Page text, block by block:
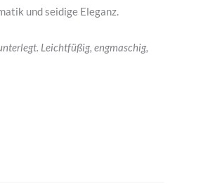
und seidige Eleganz.
Leichtfüßig, engmaschig,